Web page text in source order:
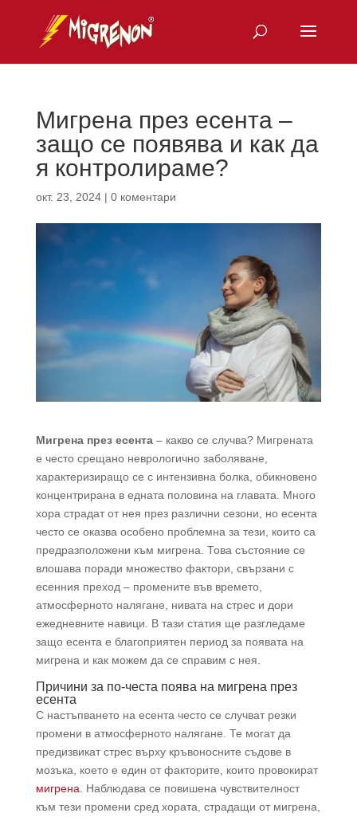
Мигрена през есента –
защо се появява и как да
я контролираме?
окт. 23, 2024| 0 коментари
Мигрена през есента– какво се случва? Мигрената
е често срещано неврологично заболяване,
характеризиращо се с интензивна болка, обикновено
концентрирана в едната половина на главата. Много
хора страдат от нея през различни сезони, но есента
често се оказва особено проблемна за тези, които са
предразположени към мигрена. Това състояние се
влошава поради множество фактори, свързани с
есенния преход – промените във времето,
атмосферното налягане, нивата на стрес и дори
ежедневните навици. В тази статия ще разгледаме
защо есента е благоприятен период за появата на
мигрена и как можем да се справим с нея.
Причини за по-честа поява на мигрена през
есента
С настъпването на есента често се случват резки
промени в атмосферното налягане. Те могат да
предизвикат стрес върху кръвоносните съдове в
мозъка, което е един от факторите, които провокират
мигрена . Наблюдава се повишена чувствителност
към тези промени сред хората, страдащи от мигрена,